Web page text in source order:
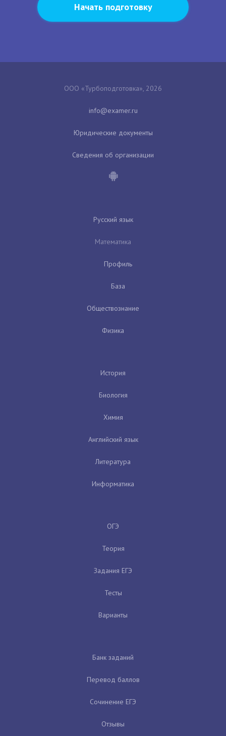
Начать подготовку
ООО «Турбоподготовка», 2026
Юридические документы
Сведения об организации
Русский язык
Математика
Профиль
База
Обществознание
Физика
История
Биология
Химия
Английский язык
Литература
Информатика
ОГЭ
Теория
Задания ЕГЭ
Тесты
Варианты
Банк заданий
Перевод баллов
Сочинение ЕГЭ
Отзывы